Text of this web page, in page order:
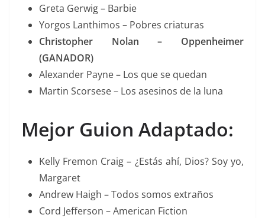
Greta Gerwig – Barbie
Yorgos Lanthimos – Pobres criaturas
Christopher Nolan – Oppenheimer
(GANADOR)
Alexander Payne – Los que se quedan
Martin Scorsese – Los asesinos de la luna
Mejor Guion Adaptado:
Kelly Fremon Craig – ¿Estás ahí, Dios? Soy yo,
Margaret
Andrew Haigh – Todos somos extraños
Cord Jefferson – American Fiction